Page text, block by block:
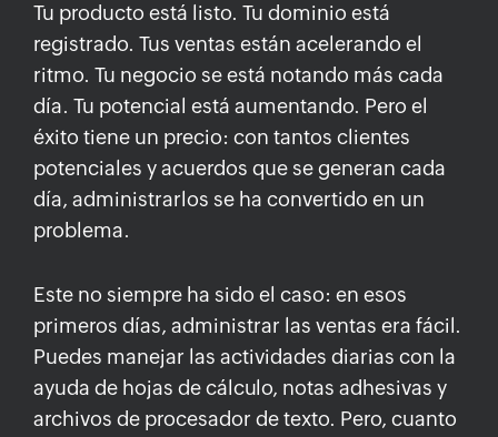
Tu producto está listo. Tu dominio está
registrado. Tus ventas están acelerando el
ritmo. Tu negocio se está notando más cada
día. Tu potencial está aumentando. Pero el
éxito tiene un precio: con tantos clientes
potenciales y acuerdos que se generan cada
día, administrarlos se ha convertido en un
problema.
Este no siempre ha sido el caso: en esos
primeros días, administrar las ventas era fácil.
Puedes manejar las actividades diarias con la
ayuda de hojas de cálculo, notas adhesivas y
archivos de procesador de texto. Pero, cuanto